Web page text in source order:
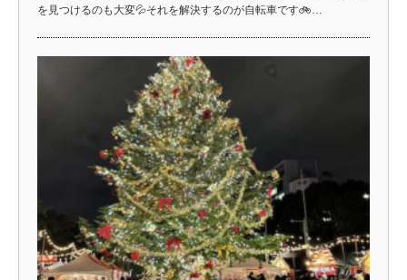
を見つけるのも大変💦それを解決するのが自転車です🚲…